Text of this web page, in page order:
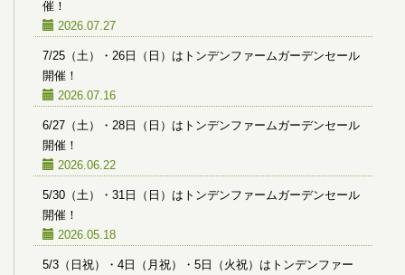
催！
2026.07.27
7/25（土）・26日（日）はトンデンファームガーデンセール
開催！
2026.07.16
6/27（土）・28日（日）はトンデンファームガーデンセール
開催！
2026.06.22
5/30（土）・31日（日）はトンデンファームガーデンセール
開催！
2026.05.18
5/3（日祝）・4日（月祝）・5日（火祝）はトンデンファー